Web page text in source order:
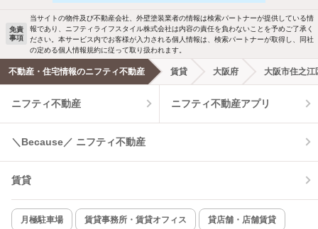
駐車場あり ペット相談
洗濯機置場あり 独立洗面台
エアコンあり 都市ガス
温水洗浄便座 オートロック
コンロ2口以上
新着のみ インターネット無料
新着メール通知を受け取る
免責
事項
当サイトの物件及び不動産会社、外壁塗装業者の情報は検索パートナーが提供している情
報であり、ニフティライフスタイル株式会社は内容の責任を負わないことを予めご了承く
ださい。本サービス内でお客様が入力される個人情報は、検索パートナーが取得し、同社
の定める個人情報規約に従って取り扱われます。
不動産・住宅情報のニフティ不動産 賃貸 大阪府 大阪市住之江
ニフティ不動産 ニフティ不動産アプリ
＼Because／ ニフティ不動産
賃貸
月極駐車場 賃貸事務所・賃貸オフィス 貸店舗・店舗賃貸